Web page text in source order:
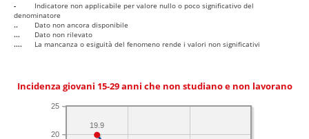
-
Indicatore non applicabile per valore nullo o poco significativo del
denominatore
..
Dato non ancora disponibile
...
Dato non rilevato
....
La mancanza o esiguità del fenomeno rende i valori non significativi
Incidenza giovani 15-29 anni che non studiano e non lavorano
20
25
19.9